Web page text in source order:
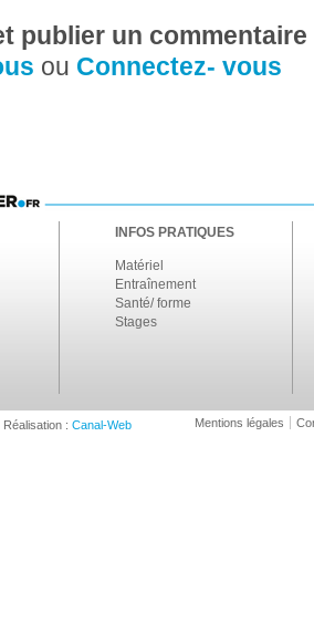
publier un
ou Connectez- vous
INFOS PRATIQUES
Matériel
Entraînement
Santé/ forme
Stages
: Canal-Web Mentions légales